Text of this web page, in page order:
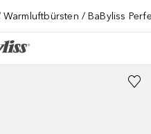
Warmluftbürsten BaByliss